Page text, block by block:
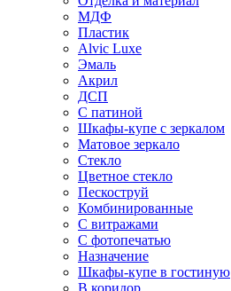
МДФ
Пластик
Alvic Luxe
Эмаль
Акрил
ДСП
С патиной
Шкафы-купе с зеркалом
Матовое зеркало
Стекло
Цветное стекло
Пескоструй
Комбинированные
С витражами
С фотопечатью
Назначение
Шкафы-купе в гостиную
В коридор